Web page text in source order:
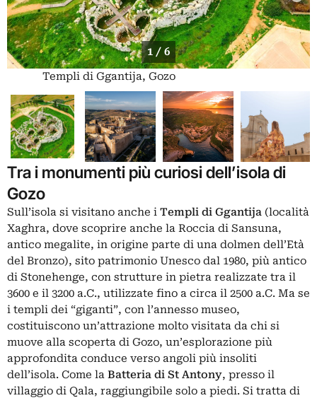
1 / 6
Templi di Ggantija, Gozo
Tra i monumenti più curiosi dell’isola di
Gozo
Sull’isola si visitano anche i Templi di Ggantija (località
Xaghra, dove scoprire anche la Roccia di Sansuna,
antico megalite, in origine parte di una dolmen dell’Età
del Bronzo), sito patrimonio Unesco dal 1980, più antico
di Stonehenge, con strutture in pietra realizzate tra il
3600 e il 3200 a.C., utilizzate fino a circa il 2500 a.C. Ma se
i templi dei “giganti”, con l’annesso museo,
costituiscono un’attrazione molto visitata da chi si
muove alla scoperta di Gozo, un’esplorazione più
approfondita conduce verso angoli più insoliti
dell’isola. Come la Batteria di St Antony, presso il
villaggio di Qala, raggiungibile solo a piedi. Si tratta di